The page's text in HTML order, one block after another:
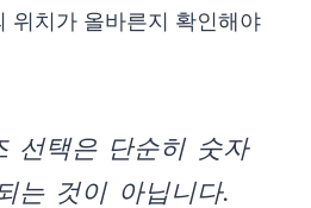
위치가 올바른지 확인해야
선택은 단순히 숫자
는 것이 아닙니다.